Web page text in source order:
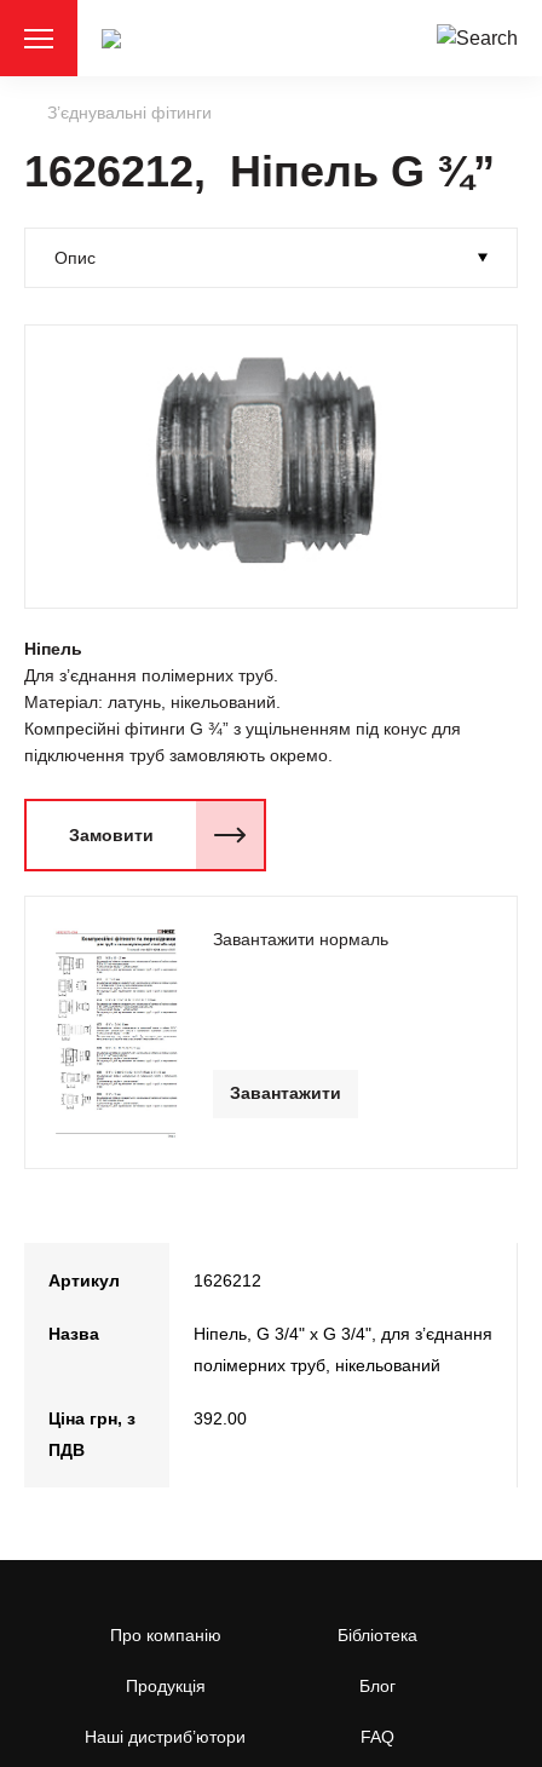
З’єднувальні фітинги
1626212, Ніпель G ¾”
Ніпель
Для з’єднання полімерних труб.
Матеріал: латунь, нікельований.
Компресійні фітинги G ¾” з ущільненням під конус для
підключення труб замовляють окремо.
Замовити
Завантажити нормаль
Завантажити
Артикул 1626212
Назва
Ніпель, G 3/4" х G 3/4", для з’єднання
полімерних труб, нікельований
Ціна грн, з
ПДВ
392.00
Про компанію
Продукція
Наші дистриб’ютори
Бібліотека
Блог
FAQ